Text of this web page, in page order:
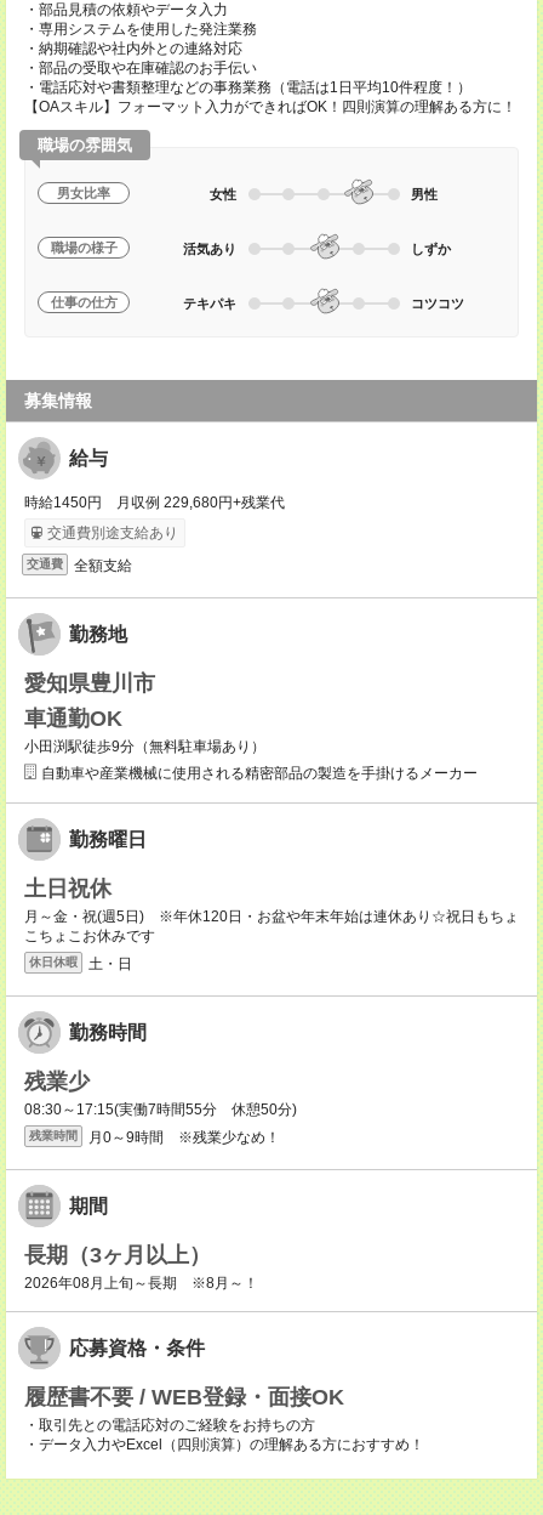
・部品見積の依頼やデータ入力
・専用システムを使用した発注業務
・納期確認や社内外との連絡対応
・部品の受取や在庫確認のお手伝い
・電話応対や書類整理などの事務業務（電話は1日平均10件程度！）
【OAスキル】フォーマット入力ができればOK！四則演算の理解ある方に！
職場の雰囲気
男女比率 女性 男性
職場の様子 活気あり しずか
仕事の仕方 テキパキ コツコツ
募集情報
給与
時給1450円 月収例 229,680円+残業代
交通費別途支給あり
交通費 全額支給
勤務地
愛知県豊川市
車通勤OK
小田渕駅徒歩9分（無料駐車場あり）
自動車や産業機械に使用される精密部品の製造を手掛けるメーカー
勤務曜日
土日祝休
月～金・祝(週5日) ※年休120日・お盆や年末年始は連休あり☆祝日もちょ
こちょこお休みです
休日休暇 土・日
勤務時間
残業少
08:30～17:15(実働7時間55分 休憩50分)
残業時間 月0～9時間 ※残業少なめ！
期間
長期（3ヶ月以上）
2026年08月上旬～長期 ※8月～！
応募資格・条件
履歴書不要 / WEB登録・面接OK
・取引先との電話応対のご経験をお持ちの方
・データ入力やExcel（四則演算）の理解ある方におすすめ！